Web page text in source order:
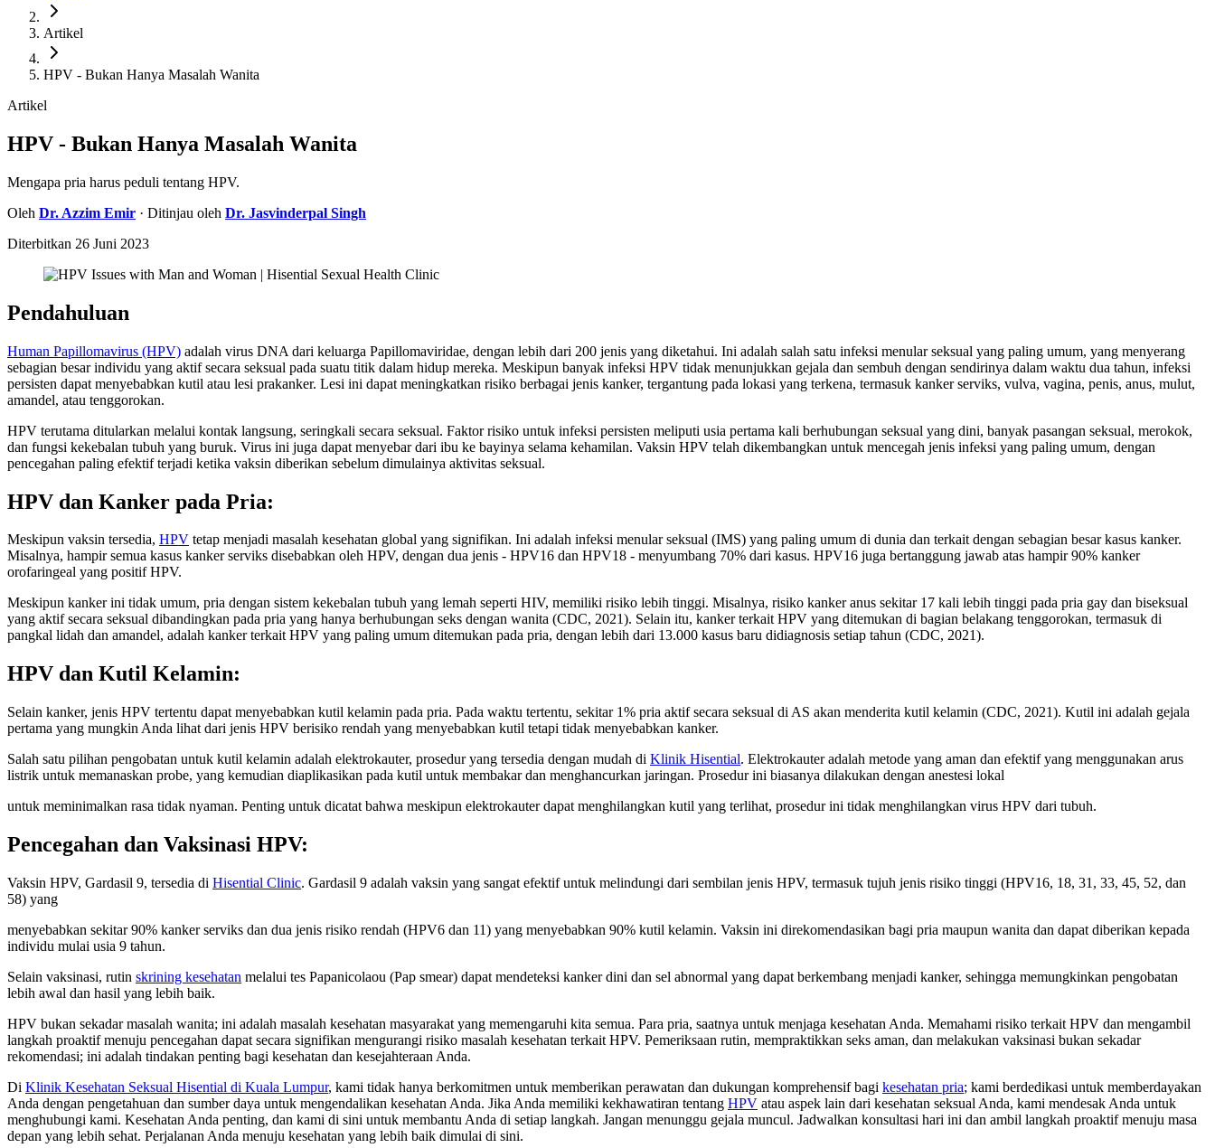
Artikel
HPV - Bukan Hanya Masalah Wanita
Artikel
HPV - Bukan Hanya Masalah Wanita
Mengapa pria harus peduli tentang HPV.
Oleh Dr. Azzim Emir · Ditinjau oleh Dr. Jasvinderpal Singh
Diterbitkan 26 Juni 2023
Pendahuluan
Human Papillomavirus (HPV) adalah virus DNA dari keluarga Papillomaviridae, dengan lebih dari 200 jenis yang diketahui. Ini adalah salah satu infeksi menular seksual yang paling umum, yang menyerang
sebagian besar individu yang aktif secara seksual pada suatu titik dalam hidup mereka. Meskipun banyak infeksi HPV tidak menunjukkan gejala dan sembuh dengan sendirinya dalam waktu dua tahun, infeksi
persisten dapat menyebabkan kutil atau lesi prakanker. Lesi ini dapat meningkatkan risiko berbagai jenis kanker, tergantung pada lokasi yang terkena, termasuk kanker serviks, vulva, vagina, penis, anus, mulut,
amandel, atau tenggorokan.
HPV terutama ditularkan melalui kontak langsung, seringkali secara seksual. Faktor risiko untuk infeksi persisten meliputi usia pertama kali berhubungan seksual yang dini, banyak pasangan seksual, merokok,
dan fungsi kekebalan tubuh yang buruk. Virus ini juga dapat menyebar dari ibu ke bayinya selama kehamilan. Vaksin HPV telah dikembangkan untuk mencegah jenis infeksi yang paling umum, dengan
pencegahan paling efektif terjadi ketika vaksin diberikan sebelum dimulainya aktivitas seksual.
HPV dan Kanker pada Pria:
Meskipun vaksin tersedia, HPV tetap menjadi masalah kesehatan global yang signifikan. Ini adalah infeksi menular seksual (IMS) yang paling umum di dunia dan terkait dengan sebagian besar kasus kanker.
Misalnya, hampir semua kasus kanker serviks disebabkan oleh HPV, dengan dua jenis - HPV16 dan HPV18 - menyumbang 70% dari kasus. HPV16 juga bertanggung jawab atas hampir 90% kanker
orofaringeal yang positif HPV.
Meskipun kanker ini tidak umum, pria dengan sistem kekebalan tubuh yang lemah seperti HIV, memiliki risiko lebih tinggi. Misalnya, risiko kanker anus sekitar 17 kali lebih tinggi pada pria gay dan biseksual
yang aktif secara seksual dibandingkan pada pria yang hanya berhubungan seks dengan wanita (CDC, 2021). Selain itu, kanker terkait HPV yang ditemukan di bagian belakang tenggorokan, termasuk di
pangkal lidah dan amandel, adalah kanker terkait HPV yang paling umum ditemukan pada pria, dengan lebih dari 13.000 kasus baru didiagnosis setiap tahun (CDC, 2021).
HPV dan Kutil Kelamin:
Selain kanker, jenis HPV tertentu dapat menyebabkan kutil kelamin pada pria. Pada waktu tertentu, sekitar 1% pria aktif secara seksual di AS akan menderita kutil kelamin (CDC, 2021). Kutil ini adalah gejala
pertama yang mungkin Anda lihat dari jenis HPV berisiko rendah yang menyebabkan kutil tetapi tidak menyebabkan kanker.
Salah satu pilihan pengobatan untuk kutil kelamin adalah elektrokauter, prosedur yang tersedia dengan mudah di Klinik Hisential. Elektrokauter adalah metode yang aman dan efektif yang menggunakan arus
listrik untuk memanaskan probe, yang kemudian diaplikasikan pada kutil untuk membakar dan menghancurkan jaringan. Prosedur ini biasanya dilakukan dengan anestesi lokal
untuk meminimalkan rasa tidak nyaman. Penting untuk dicatat bahwa meskipun elektrokauter dapat menghilangkan kutil yang terlihat, prosedur ini tidak menghilangkan virus HPV dari tubuh.
Pencegahan dan Vaksinasi HPV:
Vaksin HPV, Gardasil 9, tersedia di Hisential Clinic. Gardasil 9 adalah vaksin yang sangat efektif untuk melindungi dari sembilan jenis HPV, termasuk tujuh jenis risiko tinggi (HPV16, 18, 31, 33, 45, 52, dan
58) yang
menyebabkan sekitar 90% kanker serviks dan dua jenis risiko rendah (HPV6 dan 11) yang menyebabkan 90% kutil kelamin. Vaksin ini direkomendasikan bagi pria maupun wanita dan dapat diberikan kepada
individu mulai usia 9 tahun.
Selain vaksinasi, rutin skrining kesehatan melalui tes Papanicolaou (Pap smear) dapat mendeteksi kanker dini dan sel abnormal yang dapat berkembang menjadi kanker, sehingga memungkinkan pengobatan
lebih awal dan hasil yang lebih baik.
HPV bukan sekadar masalah wanita; ini adalah masalah kesehatan masyarakat yang memengaruhi kita semua. Para pria, saatnya untuk menjaga kesehatan Anda. Memahami risiko terkait HPV dan mengambil
langkah proaktif menuju pencegahan dapat secara signifikan mengurangi risiko masalah kesehatan terkait HPV. Pemeriksaan rutin, mempraktikkan seks aman, dan melakukan vaksinasi bukan sekadar
rekomendasi; ini adalah tindakan penting bagi kesehatan dan kesejahteraan Anda.
Di Klinik Kesehatan Seksual Hisential di Kuala Lumpur, kami tidak hanya berkomitmen untuk memberikan perawatan dan dukungan komprehensif bagi kesehatan pria; kami berdedikasi untuk memberdayakan
Anda dengan pengetahuan dan sumber daya untuk mengendalikan kesehatan Anda. Jika Anda memiliki kekhawatiran tentang HPV atau aspek lain dari kesehatan seksual Anda, kami mendesak Anda untuk
menghubungi kami. Kesehatan Anda penting, dan kami di sini untuk membantu Anda di setiap langkah. Jangan menunggu gejala muncul. Jadwalkan konsultasi hari ini dan ambil langkah proaktif menuju masa
depan yang lebih sehat. Perjalanan Anda menuju kesehatan yang lebih baik dimulai di sini.